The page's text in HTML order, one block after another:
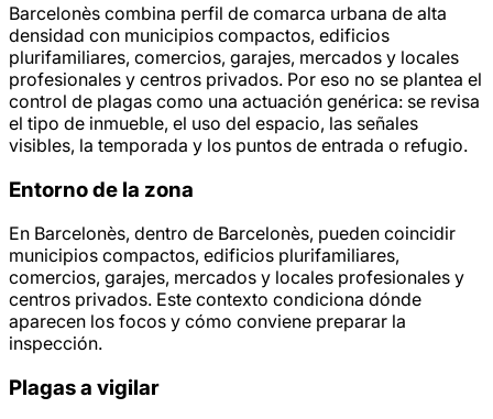
Barcelonès combina perfil de comarca urbana de alta
densidad con municipios compactos, edificios
plurifamiliares, comercios, garajes, mercados y locales
profesionales y centros privados. Por eso no se plantea el
control de plagas como una actuación genérica: se revisa
el tipo de inmueble, el uso del espacio, las señales
visibles, la temporada y los puntos de entrada o refugio.
Entorno de la zona
En Barcelonès, dentro de Barcelonès, pueden coincidir
municipios compactos, edificios plurifamiliares,
comercios, garajes, mercados y locales profesionales y
centros privados. Este contexto condiciona dónde
aparecen los focos y cómo conviene preparar la
inspección.
Plagas a vigilar